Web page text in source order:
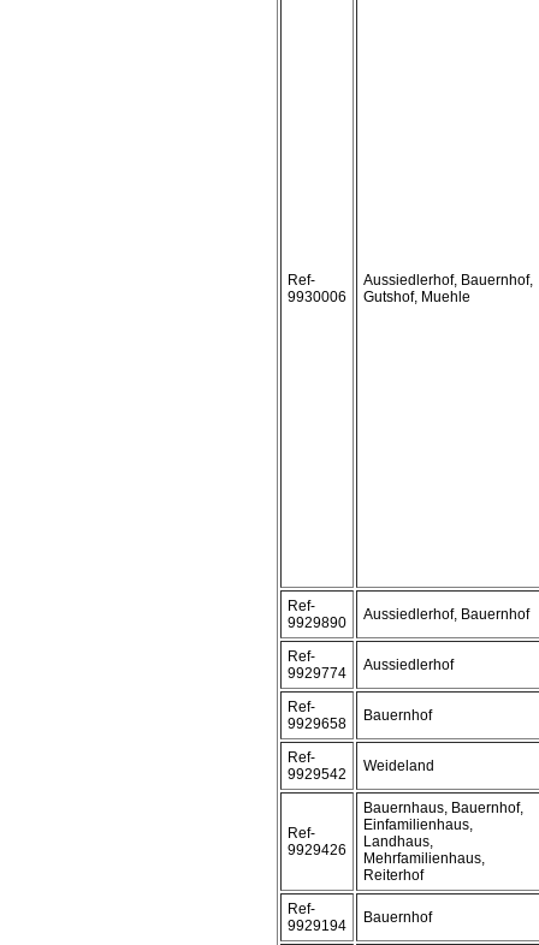
Ref-
9930006
Aussiedlerhof, Bauernhof,
Gutshof, Muehle
Ref-
9929890
Aussiedlerhof, Bauernhof
Ref-
9929774
Aussiedlerhof
Ref-
9929658
Bauernhof
Ref-
9929542
Weideland
Ref-
9929426
Bauernhaus, Bauernhof,
Einfamilienhaus,
Landhaus,
Mehrfamilienhaus,
Reiterhof
Ref-
9929194
Bauernhof